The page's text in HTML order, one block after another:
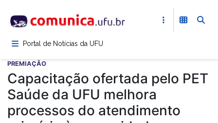
para
conteúdoPortal de Notícias da UFU
PREMIAÇÃO
Capacitação ofertada pelo PET
Saúde da UFU melhora
processos do atendimento